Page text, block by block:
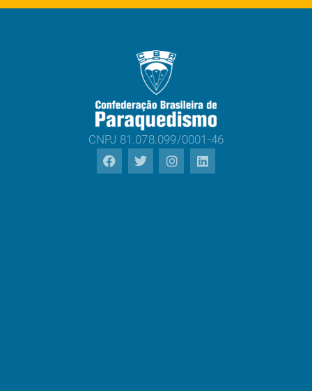
CNPJ 81.078.099/0001-46